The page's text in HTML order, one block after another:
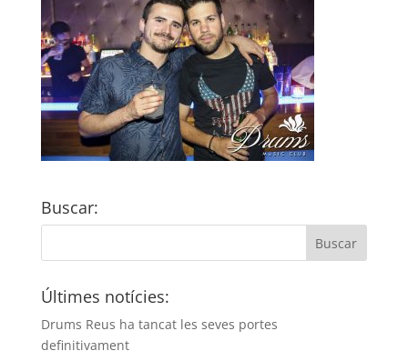
Buscar:
Últimes notícies:
Drums Reus ha tancat les seves portes
definitivament